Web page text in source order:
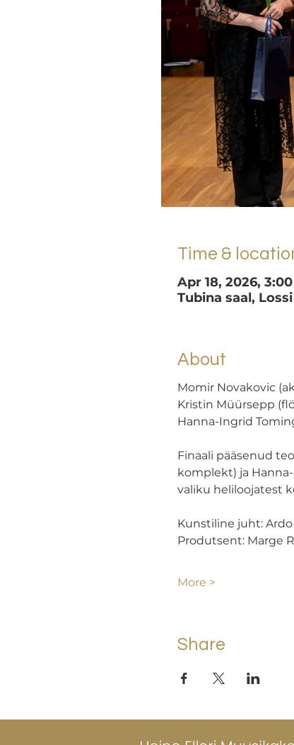
Time &
Apr 18, 2026,
Tubina saal,
About
Momir Novakovic
Kristin Müürsepp
Hanna-Ingrid
Finaali pääsenud
komplekt) ja
valiku heliloojatest
Kunstiline juht: Ardo
Produtsent: Marge
More >
Share